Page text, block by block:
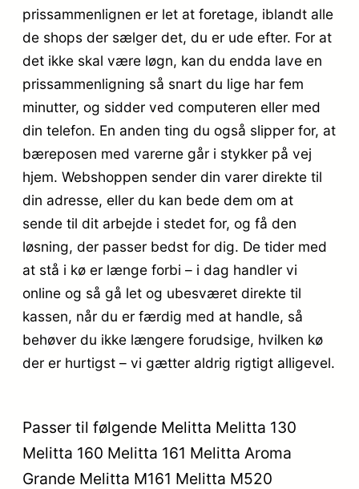
prissammenlignen er let at foretage, iblandt alle
de shops der sælger det, du er ude efter. For at
det ikke skal være løgn, kan du endda lave en
prissammenligning så snart du lige har fem
minutter, og sidder ved computeren eller med
din telefon. En anden ting du også slipper for, at
bæreposen med varerne går i stykker på vej
hjem. Webshoppen sender din varer direkte til
din adresse, eller du kan bede dem om at
sende til dit arbejde i stedet for, og få den
løsning, der passer bedst for dig. De tider med
at stå i kø er længe forbi – i dag handler vi
online og så gå let og ubesværet direkte til
kassen, når du er færdig med at handle, så
behøver du ikke længere forudsige, hvilken kø
der er hurtigst – vi gætter aldrig rigtigt alligevel.
Passer til følgende Melitta Melitta 130
Melitta 160 Melitta 161 Melitta Aroma
Grande Melitta M161 Melitta M520